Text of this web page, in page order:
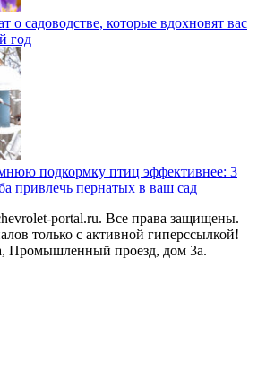
о садоводстве, которые вдохновят вас
год
подкормку птиц эффективнее: 3
привлечь пернатых в ваш сад
portal.ru. Все права защищены.
только с активной гиперссылкой!
Промышленный проезд, дом 3а.